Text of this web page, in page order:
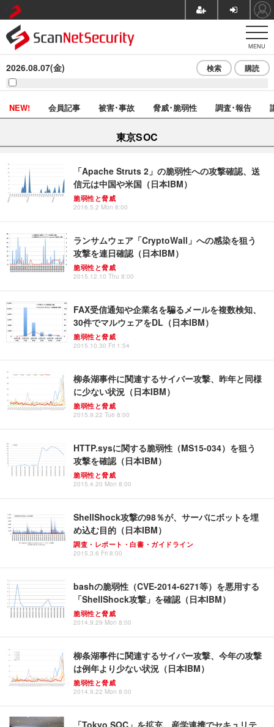
MENU
2026.08.07(金) 検索 購読
NEW! 会員記事 被害･事故 脅威･脆弱性 調査･報告
東京SOC
「Apache Struts 2」の脆弱性への攻撃確認、送
信元は中国や米国（日本IBM）
脆弱性と脅威
2016.5.2 Mon 8:00
ランサムウェア「CryptoWall」への感染を狙う
攻撃を連日確認（日本IBM）
脆弱性と脅威
2015.12.10 Thu 8:00
FAX受信通知や企業名を騙るメールを複数検知、
30件でマルウェアをDL（日本IBM）
脆弱性と脅威
2015.10.30 Fri 1:54
柳条湖事件に関連するサイバー攻撃、昨年と同様
に少ない状況（日本IBM）
脆弱性と脅威
2015.9.22 Tue 8:00
HTTP.sysに関する脆弱性（MS15-034）を狙う
攻撃を確認（日本IBM）
脆弱性と脅威
2015.4.20 Mon 8:00
ShellShock攻撃の98％が、サーバにボットを埋
め込む目的（日本IBM）
調査・レポート・白書・ガイドライン
2015.3.6 Fri 8:00
bashの脆弱性（CVE-2014-6271等）を悪用する
「ShellShock攻撃」を確認（日本IBM）
脆弱性と脅威
2014.9.29 Mon 8:00
柳条湖事件に関連するサイバー攻撃、今年の攻撃
は例年より少ない状況（日本IBM）
脆弱性と脅威
2014.9.22 Mon 8:00
「Tokyo SOC」を拡充、産学連携でセキュリテ